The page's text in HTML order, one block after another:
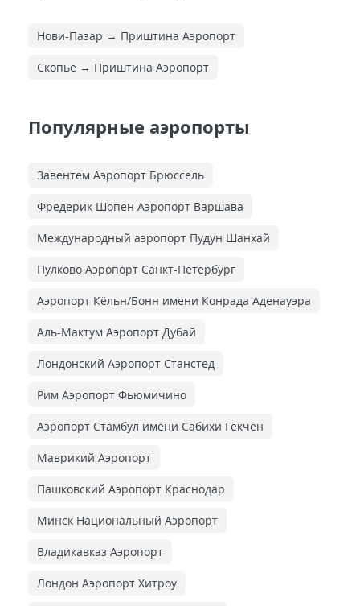
Нови-Пазар → Приштина Аэропорт
Скопье → Приштина Аэропорт
Популярные аэропорты
Завентем Аэропорт Брюссель
Фредерик Шопен Аэропорт Варшава
Международный аэропорт Пудун Шанхай
Пулково Аэропорт Санкт-Петербург
Аэропорт Кёльн/Бонн имени Конрада Аденауэра
Аль-Мактум Аэропорт Дубай
Лондонский Аэропорт Станстед
Рим Аэропорт Фьюмичино
Аэропорт Стамбул имени Сабихи Гёкчен
Маврикий Аэропорт
Пашковский Аэропорт Краснодар
Минск Национальный Аэропорт
Владикавказ Аэропорт
Лондон Аэропорт Хитроу